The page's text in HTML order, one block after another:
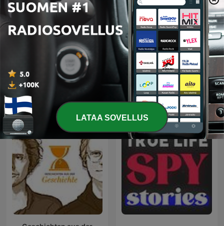
agytágító podcast
LATAA SOVELLUS